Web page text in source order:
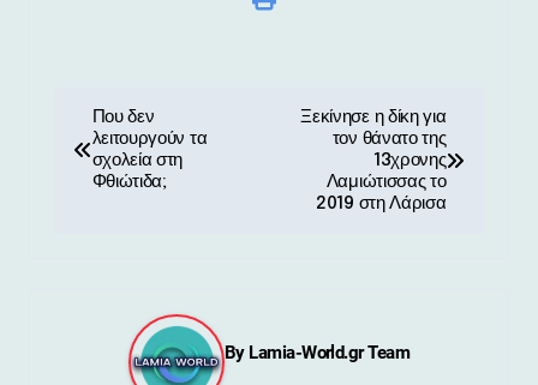
Που δεν
λειτουργούν τα
σχολεία στη
Φθιώτιδα;
Ξεκίνησε η δίκη για
τον θάνατο της
13χρονης
Λαμιώτισσας το
2019 στη Λάρισα
By Lamia-World.gr Team